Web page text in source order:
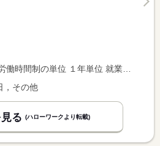
，その他
る (ハローワークより転載)